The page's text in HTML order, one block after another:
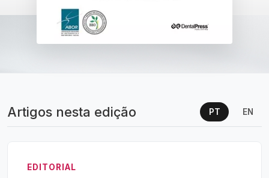
Artigos nesta edição PT EN
EDITORIAL